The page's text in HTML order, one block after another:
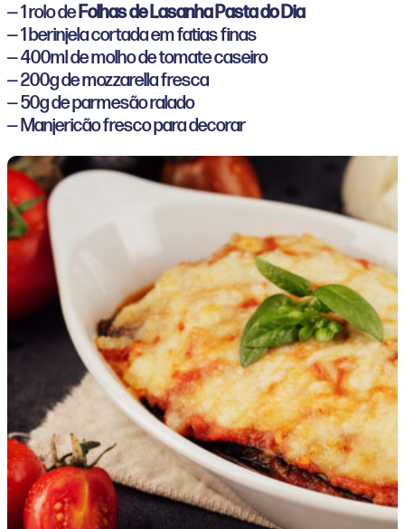
— 1 rolo de Folhas de Lasanha Pasta do Dia
— 1 berinjela cortada em fatias finas
— 400ml de molho de tomate caseiro
— 200g de mozzarella fresca
— 50g de parmesão ralado
— Manjericão fresco para decorar